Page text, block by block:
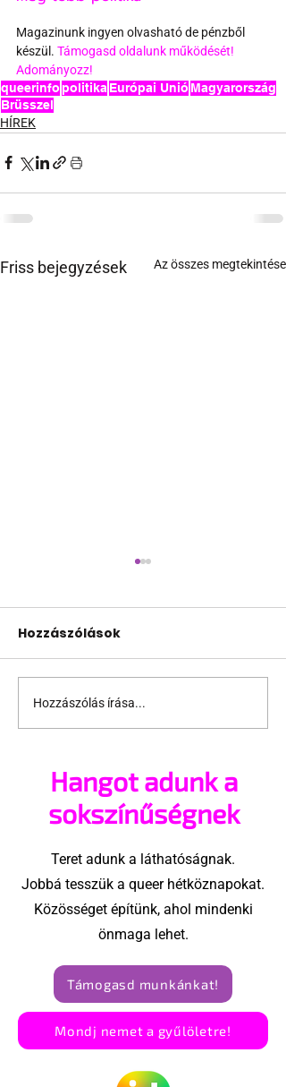
Magazinunk ingyen olvasható de pénzből
készül. Támogasd oldalunk működését!
Adományozz!
queerinfopolitika Európai Unió Magyarország
Brüsszel
HÍREK
Friss bejegyzések Az összes megtekintése
Katonai
tiszteletadással
luxemburgi
miniszterelnököt és
férjét
Hozzászólások
Hozzászólás írása...
Hangot adunk a
sokszínűségnek
Teret adunk a láthatóságnak.
Jobbá tesszük a queer hétköznapokat.
Közösséget építünk, ahol mindenki
önmaga lehet.
Támogasd munkánkat!
Mondj nemet a gyűlöletre!